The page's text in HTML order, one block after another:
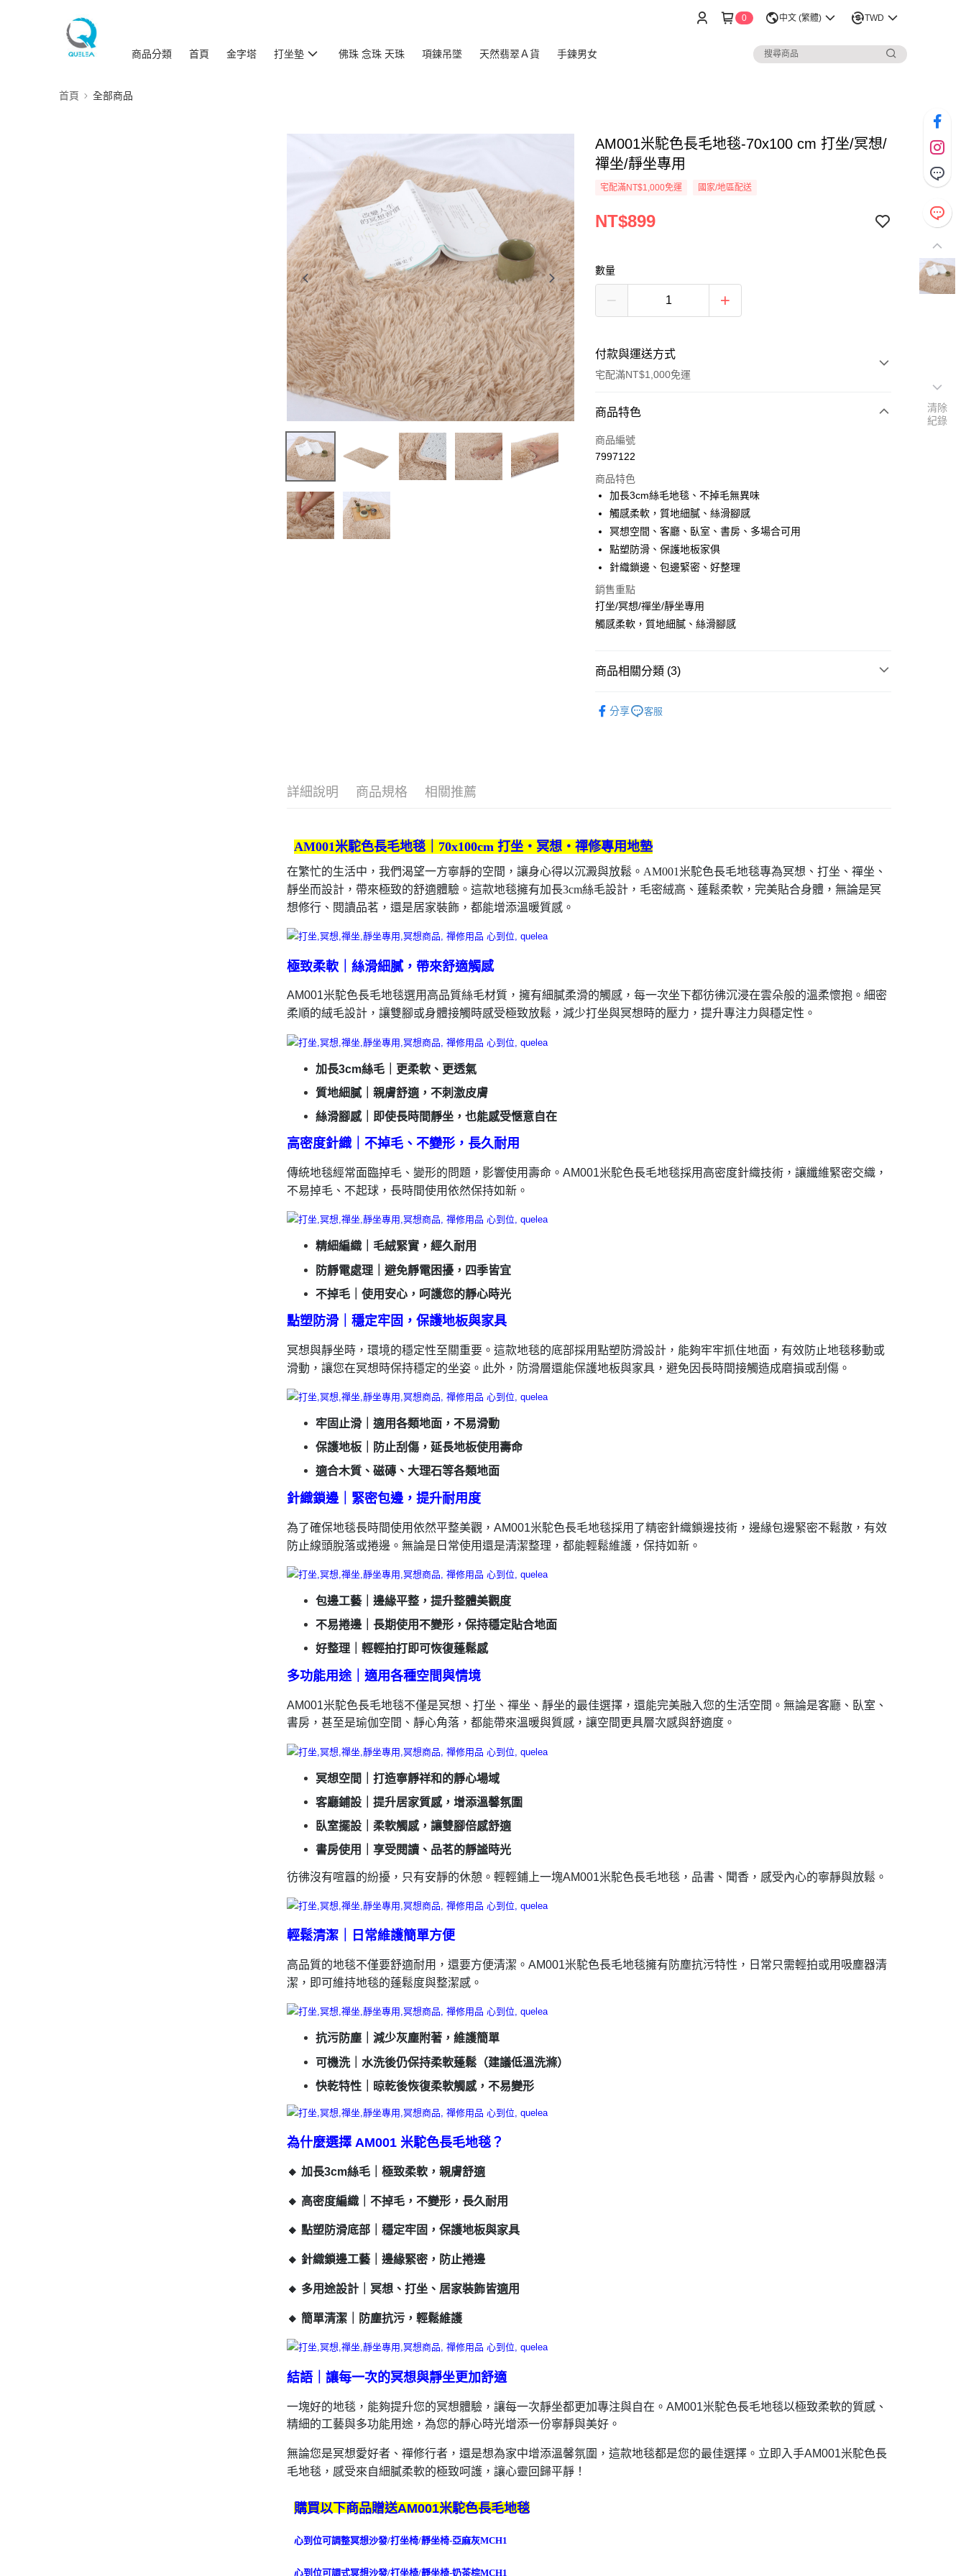
0 中文 (繁體) TWD
商品分類 首頁 金字塔 打坐墊 佛珠 念珠 天珠 項鍊吊墜 天然翡翠Ａ貨 手鍊男女
首頁 全部商品
AM001米駝色長毛地毯-70x100 cm 打坐/冥想/
禪坐/靜坐專用
宅配滿NT$1,000免運 國家/地區配送
NT$899
數量
付款與運送方式
宅配滿NT$1,000免運
付款方式
信用卡一次付款
Apple Pay
ATM付款
運送方式
台灣-本島宅配-滿$1000免運費
每筆NT$65，滿NT$1,000(含以上)免運費
美國/加拿大/澳洲/紐西蘭/英國
商品特色
商品編號
7997122
商品特色
加長3cm絲毛地毯、不掉毛無異味
觸感柔軟，質地細膩、絲滑腳感
冥想空間、客廳、臥室、書房、多場合可用
點塑防滑、保護地板家俱
針織鎖邊、包邊緊密、好整理
銷售重點
打坐/冥想/禪坐/靜坐專用
觸感柔軟，質地細膩、絲滑腳感
商品相關分類 (3)
分享 客服
詳細說明 商品規格 相關推薦
AM001米駝色長毛地毯｜70x100cm 打坐・冥想・禪修專用地墊
在繁忙的生活中，我們渴望一方寧靜的空間，讓身心得以沉澱與放鬆。AM001米駝色長毛地毯專為冥想、打坐、禪坐、
靜坐而設計，帶來極致的舒適體驗。這款地毯擁有加長3cm絲毛設計，毛密絨高、蓬鬆柔軟，完美貼合身體，無論是冥
想修行、閱讀品茗，還是居家裝飾，都能增添溫暖質感。
極致柔軟｜絲滑細膩，帶來舒適觸感
AM001米駝色長毛地毯選用高品質絲毛材質，擁有細膩柔滑的觸感，每一次坐下都彷彿沉浸在雲朵般的溫柔懷抱。細密
柔順的絨毛設計，讓雙腳或身體接觸時感受極致放鬆，減少打坐與冥想時的壓力，提升專注力與穩定性。
加長3cm絲毛｜更柔軟、更透氣
質地細膩｜親膚舒適，不刺激皮膚
絲滑腳感｜即使長時間靜坐，也能感受愜意自在
高密度針織｜不掉毛、不變形，長久耐用
傳統地毯經常面臨掉毛、變形的問題，影響使用壽命。AM001米駝色長毛地毯採用高密度針織技術，讓纖維緊密交織，
不易掉毛、不起球，長時間使用依然保持如新。
精細編織｜毛絨緊實，經久耐用
防靜電處理｜避免靜電困擾，四季皆宜
不掉毛｜使用安心，呵護您的靜心時光
點塑防滑｜穩定牢固，保護地板與家具
冥想與靜坐時，環境的穩定性至關重要。這款地毯的底部採用點塑防滑設計，能夠牢牢抓住地面，有效防止地毯移動或
滑動，讓您在冥想時保持穩定的坐姿。此外，防滑層還能保護地板與家具，避免因長時間接觸造成磨損或刮傷。
牢固止滑｜適用各類地面，不易滑動
保護地板｜防止刮傷，延長地板使用壽命
適合木質、磁磚、大理石等各類地面
針織鎖邊｜緊密包邊，提升耐用度
為了確保地毯長時間使用依然平整美觀，AM001米駝色長毛地毯採用了精密針織鎖邊技術，邊緣包邊緊密不鬆散，有效
防止線頭脫落或捲邊。無論是日常使用還是清潔整理，都能輕鬆維護，保持如新。
包邊工藝｜邊緣平整，提升整體美觀度
不易捲邊｜長期使用不變形，保持穩定貼合地面
好整理｜輕輕拍打即可恢復蓬鬆感
多功能用途｜適用各種空間與情境
AM001米駝色長毛地毯不僅是冥想、打坐、禪坐、靜坐的最佳選擇，還能完美融入您的生活空間。無論是客廳、臥室、
書房，甚至是瑜伽空間、靜心角落，都能帶來溫暖與質感，讓空間更具層次感與舒適度。
冥想空間｜打造寧靜祥和的靜心場域
客廳鋪設｜提升居家質感，增添溫馨氛圍
臥室擺設｜柔軟觸感，讓雙腳倍感舒適
書房使用｜享受閱讀、品茗的靜謐時光
彷彿沒有喧囂的紛擾，只有安靜的休憩。輕輕鋪上一塊AM001米駝色長毛地毯，品書、聞香，感受內心的寧靜與放鬆。
輕鬆清潔｜日常維護簡單方便
高品質的地毯不僅要舒適耐用，還要方便清潔。AM001米駝色長毛地毯擁有防塵抗污特性，日常只需輕拍或用吸塵器清
潔，即可維持地毯的蓬鬆度與整潔感。
抗污防塵｜減少灰塵附著，維護簡單
可機洗｜水洗後仍保持柔軟蓬鬆（建議低溫洗滌）
快乾特性｜晾乾後恢復柔軟觸感，不易變形
為什麼選擇 AM001 米駝色長毛地毯？
🔸 加長3cm絲毛｜極致柔軟，親膚舒適
🔸 高密度編織｜不掉毛，不變形，長久耐用
🔸 點塑防滑底部｜穩定牢固，保護地板與家具
🔸 針織鎖邊工藝｜邊緣緊密，防止捲邊
🔸 多用途設計｜冥想、打坐、居家裝飾皆適用
🔸 簡單清潔｜防塵抗污，輕鬆維護
結語｜讓每一次的冥想與靜坐更加舒適
一塊好的地毯，能夠提升您的冥想體驗，讓每一次靜坐都更加專注與自在。AM001米駝色長毛地毯以極致柔軟的質感、
精細的工藝與多功能用途，為您的靜心時光增添一份寧靜與美好。
無論您是冥想愛好者、禪修行者，還是想為家中增添溫馨氛圍，這款地毯都是您的最佳選擇。立即入手AM001米駝色長
毛地毯，感受來自細膩柔軟的極致呵護，讓心靈回歸平靜！
購買以下商品贈送AM001米駝色長毛地毯
心到位可調整冥想沙發/打坐椅/靜坐椅-亞麻灰MCH1
心到位可調式冥想沙發/打坐椅/靜坐椅-奶茶棕MCH1
清除
紀錄